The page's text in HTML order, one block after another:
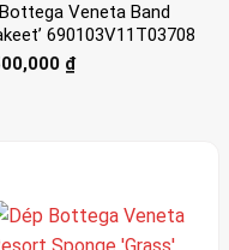
Veneta Band
690103V11T03708
₫